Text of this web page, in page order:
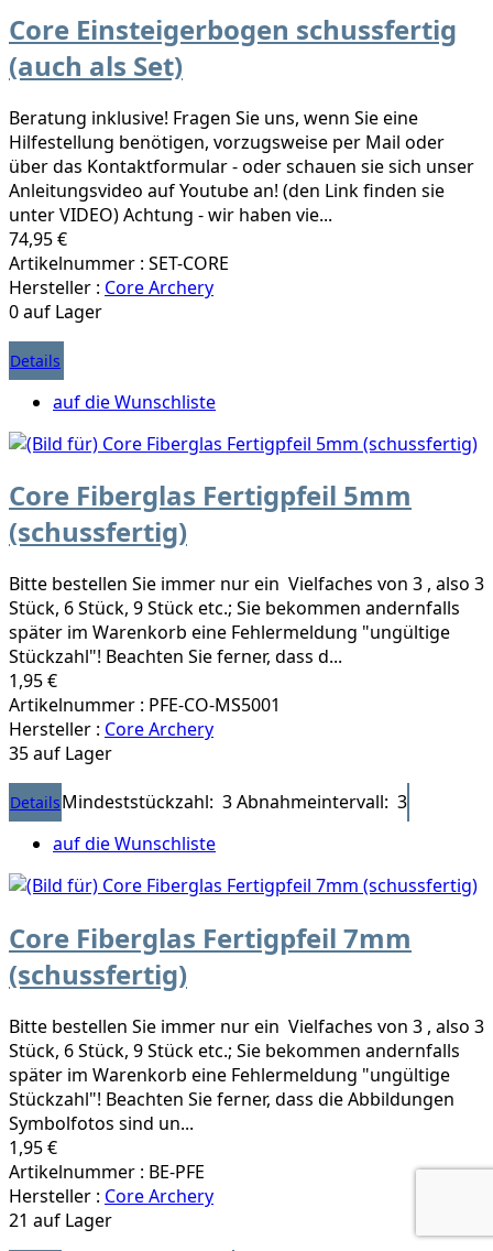
Core Einsteigerbogen schussfertig
(auch als Set)
Beratung inklusive! Fragen Sie uns, wenn Sie eine
Hilfestellung benötigen, vorzugsweise per Mail oder
über das Kontaktformular - oder schauen sie sich unser
Anleitungsvideo auf Youtube an! (den Link finden sie
unter VIDEO) Achtung - wir haben vie...
74,95 €
Artikelnummer : SET-CORE
Hersteller : Core Archery
0 auf Lager
Details
auf die Wunschliste
Core Fiberglas Fertigpfeil 5mm
(schussfertig)
Bitte bestellen Sie immer nur ein Vielfaches von 3 , also 3
Stück, 6 Stück, 9 Stück etc.; Sie bekommen andernfalls
später im Warenkorb eine Fehlermeldung "ungültige
Stückzahl"! Beachten Sie ferner, dass d...
1,95 €
Artikelnummer : PFE-CO-MS5001
Hersteller : Core Archery
35 auf Lager
DetailsMindeststückzahl: 3Abnahmeintervall: 3
auf die Wunschliste
Core Fiberglas Fertigpfeil 7mm
(schussfertig)
Bitte bestellen Sie immer nur ein Vielfaches von 3 , also 3
Stück, 6 Stück, 9 Stück etc.; Sie bekommen andernfalls
später im Warenkorb eine Fehlermeldung "ungültige
Stückzahl"! Beachten Sie ferner, dass die Abbildungen
Symbolfotos sind un...
1,95 €
Artikelnummer : BE-PFE
Hersteller : Core Archery
21 auf Lager